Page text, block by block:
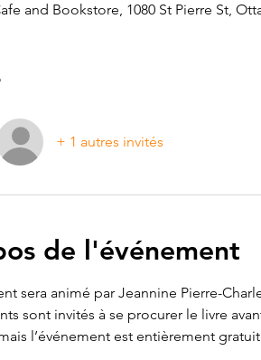
and Bookstore, 1080 St Pierre St,
+ 1 autres invités
de l'événement
sera animé par Jeannine Pierre-
sont invités à se procurer le livre
l’événement est entièrement